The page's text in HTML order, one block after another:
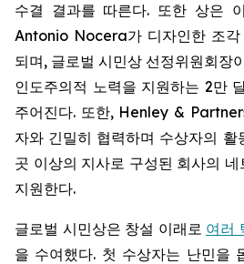
수결 결과를 따른다. 또한 상은
Antonio Nocera가 디자인한 조
되며, 글로벌 시민상 선정위원회장
인도주의적 노력을 지원하는 2만
주어진다. 또한, Henley &
자와 긴밀히 협력하며 수상자의
곳 이상의 지사로 구성된 회사의
지원한다.
글로벌 시민상은 창설 이래로 여러
을 수여했다. 첫 수상자는 난민을